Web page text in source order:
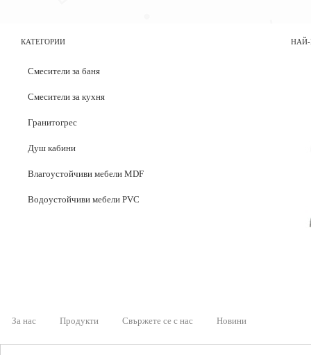
КАТЕГОРИИ
Смесители за баня
Смесители за кухня
Гранитогрес
Душ кабини
Влагоустойчиви мебели MDF
Водоустойчиви мебели PVC
За нас Продукти Свържете се с нас Новини